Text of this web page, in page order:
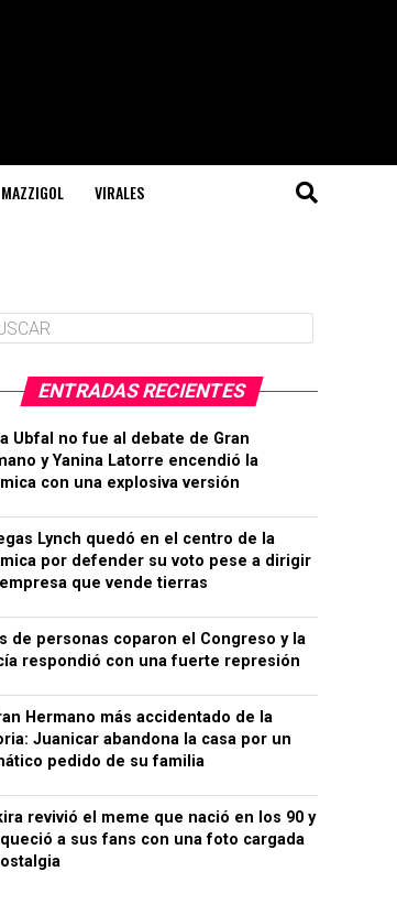
MAZZIGOL VIRALES
ENTRADAS RECIENTES
Ubfal no fue al debate de Gran
y Yanina Latorre encendió la
con una explosiva versión
Lynch quedó en el centro de la
por defender su voto pese a dirigir
que vende tierras
de personas coparon el Congreso y la
respondió con una fuerte represión
Hermano más accidentado de la
Juanicar abandona la casa por un
pedido de su familia
revivió el meme que nació en los 90 y
a sus fans con una foto cargada